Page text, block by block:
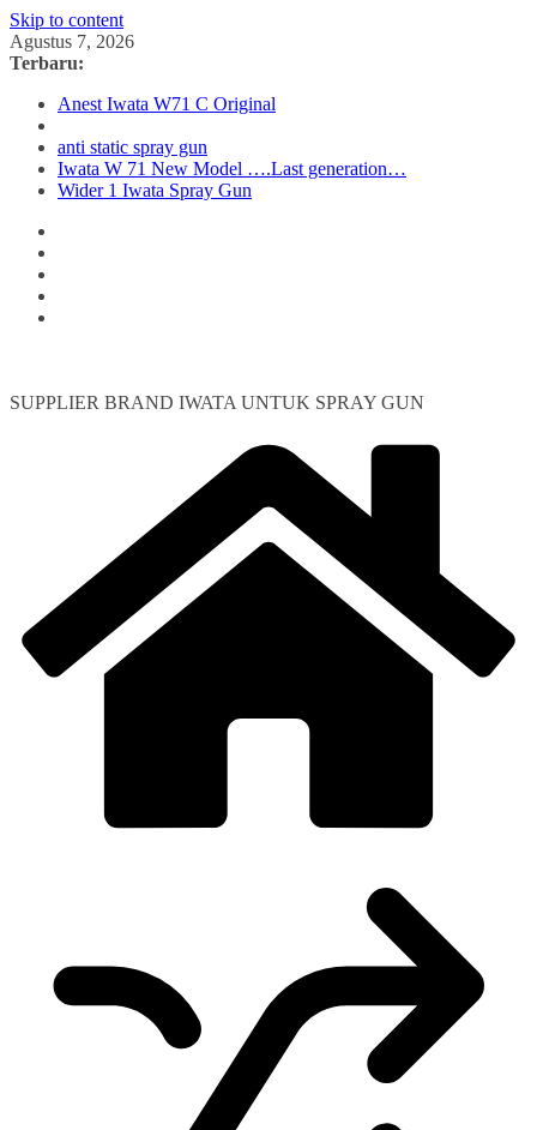
Skip to content
Agustus 7, 2026
Terbaru:
Anest Iwata W71 C Original
anti static spray gun
Iwata W 71 New Model ….Last generation…
Wider 1 Iwata Spray Gun
SUPPLIER BRAND IWATA UNTUK SPRAY GUN